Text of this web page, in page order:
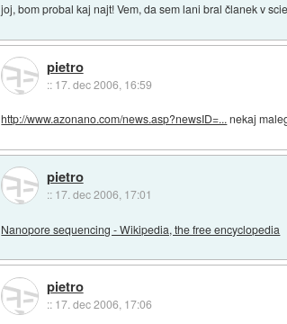
joj, bom probal kaj najt! Vem, da sem lani bral članek v
pietro
:: 17. dec 2006, 16:59
http://www.azonano.com/news.asp?newsID=...nekaj
pietro
:: 17. dec 2006, 17:01
Nanopore sequencing - Wikipedia, the free encyclopedia
pietro
:: 17. dec 2006, 17:06